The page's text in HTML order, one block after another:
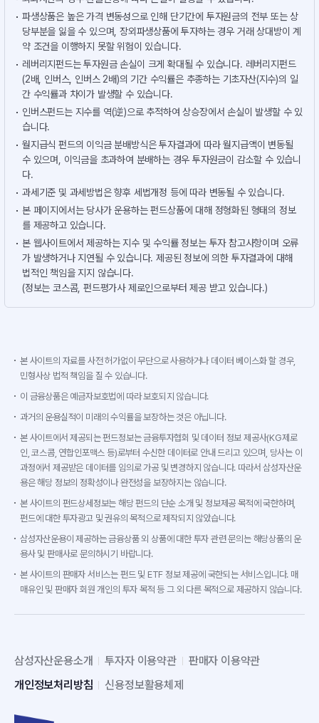
파생상품은 높은 가격 변동성으로 인해 단기간에 투자원금의 전부 또는 상
당부분을 잃을 수 있으며, 장외파생상품에 투자하는 경우 거래 상대방이 계
약 조건을 이행하지 못할 위험이 있습니다.
레버리지펀드는 투자원금 손실이 크게 확대될 수 있습니다. 레버리지펀드
(2배, 인버스, 인버스 2배)의 기간 수익률은 추종하는 기초자산(지수)의 일
간 수익률과 차이가 발생할 수 있습니다.
인버스펀드는 지수를 역(逆)으로 추적하여 상승장에서 손실이 발생할 수 있
습니다.
월지급식 펀드의 이익금 분배방식은 투자결과에 따라 월지급액이 변동될
수 있으며, 이익금을 초과하여 분배하는 경우 투자원금이 감소할 수 있습니
다.
과세기준 및 과세방법은 향후 세법개정 등에 따라 변동될 수 있습니다.
본 페이지에서는 당사가 운용하는 펀드상품에 대해 정형화된 형태의 정보
를 제공하고 있습니다.
본 웹사이트에서 제공하는 지수 및 수익률 정보는 투자 참고사항이며 오류
가 발생하거나 지연될 수 있습니다. 제공된 정보에 의한 투자결과에 대해
법적인 책임을 지지 않습니다.
(정보는 코스콤, 펀드평가사 제로인으로부터 제공 받고 있습니다.)
본 사이트의 자료를 사전 허가없이 무단으로 사용하거나 데이터 베이스화 할 경우,
민형사상 법적 책임을 질 수 있습니다.
이 금융상품은 예금자보호법에 따라 보호되지 않습니다.
과거의 운용실적이 미래의 수익률을 보장하는 것은 아닙니다.
본 사이트에서 제공되는 펀드정보는 금융투자협회 및 데이터 정보 제공사(KG제로
인, 코스콤, 연합인포맥스 등)로부터 수신한 데이터로 안내 드리고 있으며, 당사는 이
과정에서 제공받은 데이터를 임의로 가공 및 변경하지 않습니다. 따라서 삼성자산운
용은 해당 정보의 정확성이나 완전성을 보장하지는 않습니다.
본 사이트의 펀드상세정보는 해당 펀드의 단순 소개 및 정보제공 목적에 국한하며,
펀드에 대한 투자광고 및 권유의 목적으로 제작되지 않았습니다.
삼성자산운용이 제공하는 금융상품 외 상품에 대한 투자 관련 문의는 해당상품의 운
용사 및 판매사로 문의하시기 바랍니다.
본 사이트의 판매자 서비스는 펀드 및 ETF 정보 제공에 국한되는 서비스입니다. 매
매유인 및 판매자 회원 개인의 투자 목적 등 그 외 다른 목적으로 제공하지 않습니다.
삼성자산운용소개 투자자 이용약관
판매자 이용약관
개인정보처리방침
신용정보활용체제